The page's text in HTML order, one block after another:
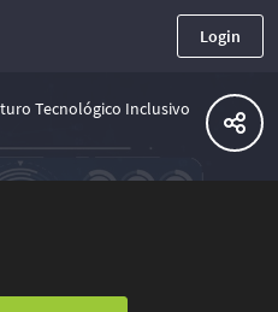
Login
Tecnológico Inclusivo